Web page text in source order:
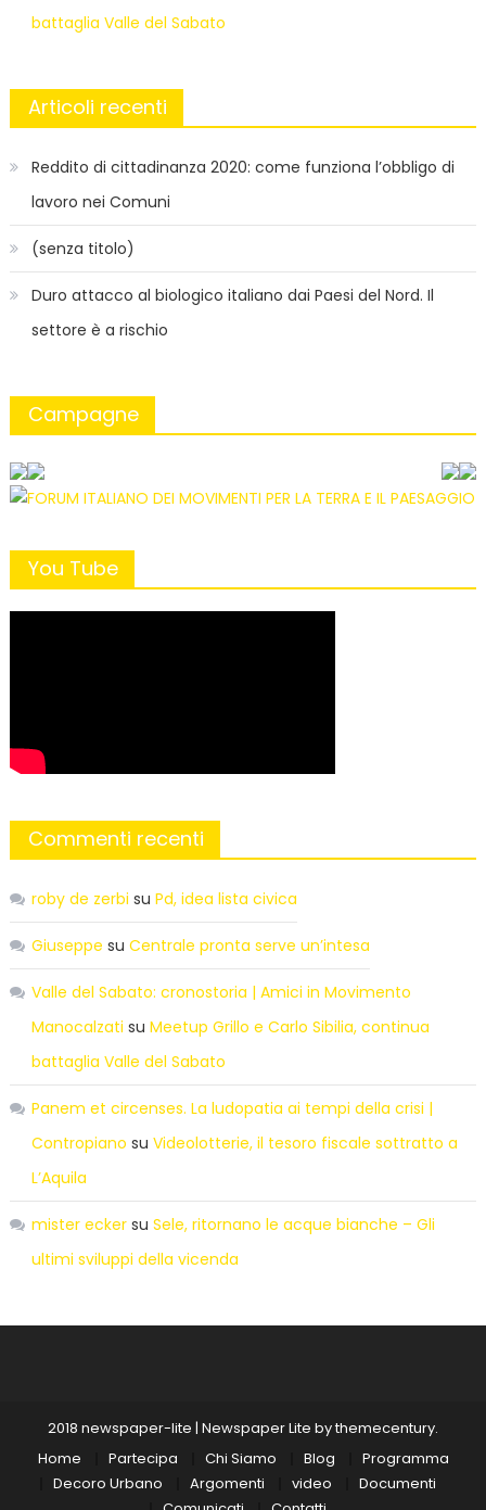
battaglia Valle del Sabato
Articoli recenti
Reddito di cittadinanza 2020: come funziona l’obbligo di
lavoro nei Comuni
(senza titolo)
Duro attacco al biologico italiano dai Paesi del Nord. Il
settore è a rischio
Campagne
You Tube
Commenti recenti
roby de zerbi su Pd, idea lista civica
Giuseppe su Centrale pronta serve un’intesa
Valle del Sabato: cronostoria | Amici in Movimento
Manocalzati su Meetup Grillo e Carlo Sibilia, continua
battaglia Valle del Sabato
Panem et circenses. La ludopatia ai tempi della crisi |
Contropiano su Videolotterie, il tesoro fiscale sottratto a
L’Aquila
mister eckersu Sele, ritornano le acque bianche – Gli
ultimi sviluppi della vicenda
2018 newspaper-lite | Newspaper Lite bythemecentury.
Home
Partecipa Chi Siamo Blog
Programma
Decoro Urbano
Argomenti video
Documenti